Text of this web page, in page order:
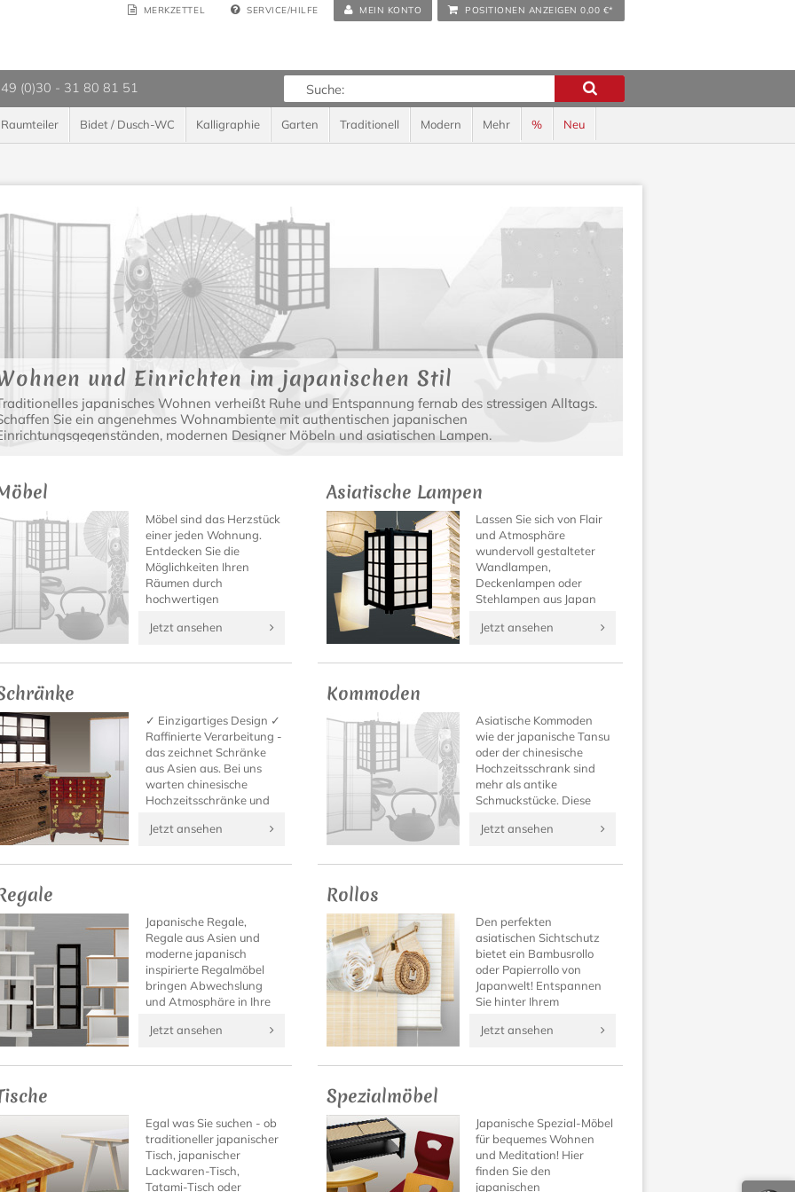
MERKZETTEL SERVICE/HILFE MEIN KONTO POSITIONEN ANZEIGEN 0,00 €*
(0)30 - 31 80 81 51
Raumteiler Bidet / Dusch-WC Kalligraphie Garten Traditionell Modern Mehr % Neu
und Einrichten im japanischen Stil
japanisches Wohnen verheißt Ruhe und Entspannung fernab des stressigen Alltags.
Sie ein angenehmes Wohnambiente mit authentischen japanischen
modernen Designer Möbeln und asiatischen Lampen.
Möbel sind das Herzstück
einer jeden Wohnung.
Entdecken Sie die
Möglichkeiten Ihren
Räumen durch
hochwertigen
inspirierte Designermöbel
und andere Asia-Möbel
Jetzt ansehen
Asiatische Lampen
Lassen Sie sich von Flair
und Atmosphäre
wundervoll gestalteter
Wandlampen,
Deckenlampen oder
Stehlampen aus Japan
Lampen und Domus
Räume in neuem Licht
Jetzt ansehen
✓ Einzigartiges Design ✓
Raffinierte Verarbeitung -
das zeichnet Schränke
aus Asien aus. Bei uns
warten chinesische
Hochzeitsschränke und
Jetzt ansehen
Kommoden
Asiatische Kommoden
wie der japanische Tansu
oder der chinesische
Hochzeitsschrank sind
mehr als antike
Schmuckstücke. Diese
auch in modernem
Akzente!
Jetzt ansehen
Japanische Regale,
Regale aus Asien und
moderne japanisch
inspirierte Regalmöbel
bringen Abwechslung
und Atmosphäre in Ihre
Sie die Möglichkeiten mit
Wohnraum zu gestalten!
Jetzt ansehen
Rollos
Den perfekten
asiatischen Sichtschutz
bietet ein Bambusrollo
oder Papierrollo von
Japanwelt! Entspannen
Sie hinter Ihrem
und genießen Sie einen
den Schutz von Asia-
Jetzt ansehen
Egal was Sie suchen - ob
traditioneller japanischer
Tisch, japanischer
Lackwaren-Tisch,
Tatami-Tisch oder
Spezialmöbel
Japanische Spezial-Möbel
für bequemes Wohnen
und Meditation! Hier
finden Sie den
japanischen